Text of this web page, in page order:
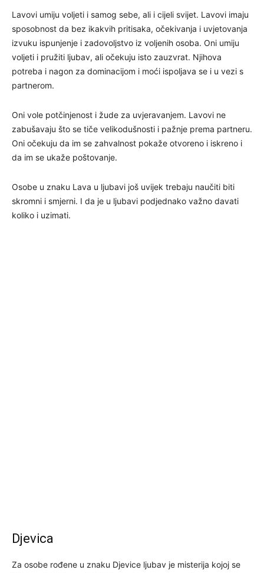
Lavovi umiju voljeti i samog sebe, ali i cijeli svijet. Lavovi imaju
sposobnost da bez ikakvih pritisaka, očekivanja i uvjetovanja
izvuku ispunjenje i zadovoljstvo iz voljenih osoba. Oni umiju
voljeti i pružiti ljubav, ali očekuju isto zauzvrat. Njihova
potreba i nagon za dominacijom i moći ispoljava se i u vezi s
partnerom.
Oni vole potčinjenost i žude za uvjeravanjem. Lavovi ne
zabušavaju što se tiče velikodušnosti i pažnje prema partneru.
Oni očekuju da im se zahvalnost pokaže otvoreno i iskreno i
da im se ukaže poštovanje.
Osobe u znaku Lava u ljubavi još uvijek trebaju naučiti biti
skromni i smjerni. I da je u ljubavi podjednako važno davati
koliko i uzimati.
Djevica
Za osobe rođene u znaku Djevice ljubav je misterija kojoj se